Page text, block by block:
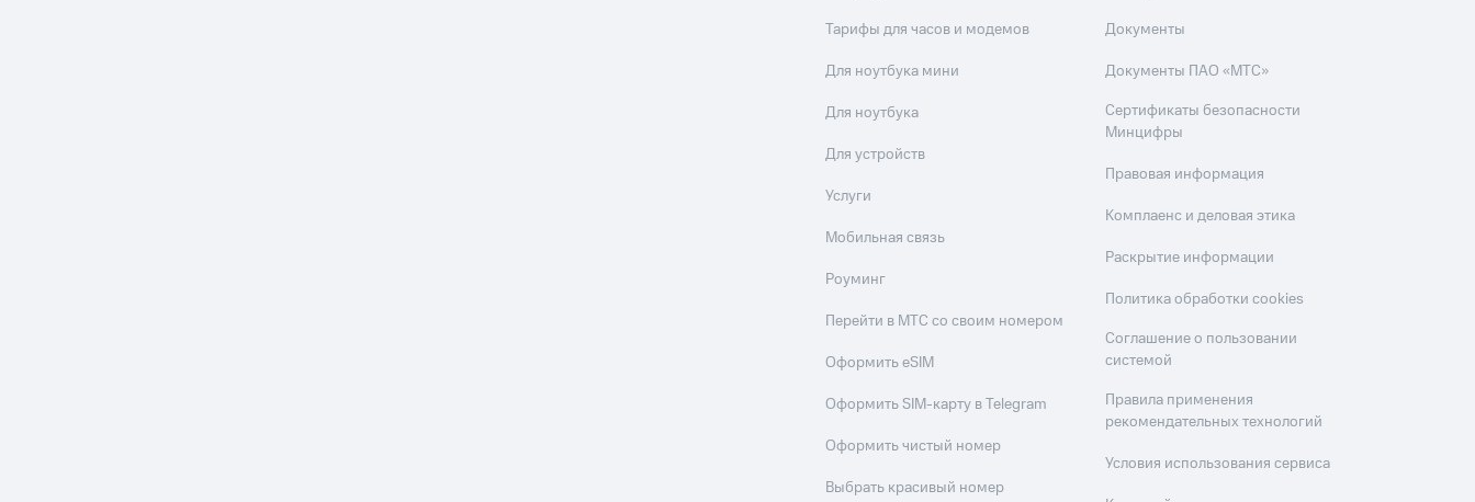
Тарифы для часов и модемов
Для ноутбука мини
Для ноутбука
Для устройств
Услуги
Мобильная связь
Роуминг
Перейти в МТС со своим номером
Оформить eSIM
Оформить SIM-карту в Telegram
Оформить чистый номер
Выбрать красивый номер
Документы
Документы ПАО «МТС»
Сертификаты безопасности
Минцифры
Правовая информация
Комплаенс и деловая этика
Раскрытие информации
Политика обработки cookies
Соглашение о пользовании
системой
Правила применения
рекомендательных технологий
Условия использования сервиса